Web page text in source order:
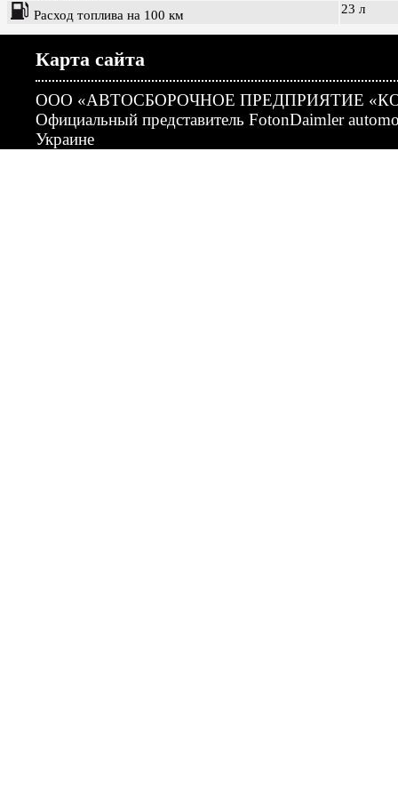
Расход топлива на 100 км 23 л
Карта сайта
ООО «АВТОСБОРОЧНОЕ ПРЕДПРИЯТИЕ
Официальный представитель FotonDaimler
Украине